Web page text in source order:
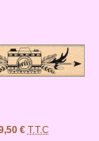
€ T.T.C